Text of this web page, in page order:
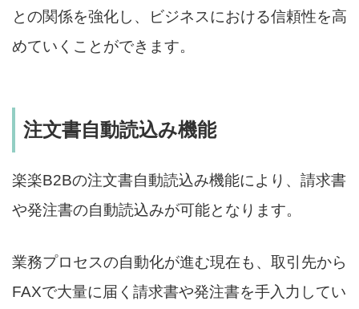
との関係を強化し、ビジネスにおける信頼性を高
めていくことができます。
注文書自動読込み機能
楽楽B2Bの注文書自動読込み機能により、請求書
や発注書の自動読込みが可能となります。
業務プロセスの自動化が進む現在も、取引先から
FAXで大量に届く請求書や発注書を手入力してい